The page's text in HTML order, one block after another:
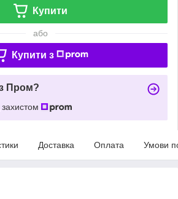
Купити
або
Купити з
Пром?
Доставка Оплата Умови